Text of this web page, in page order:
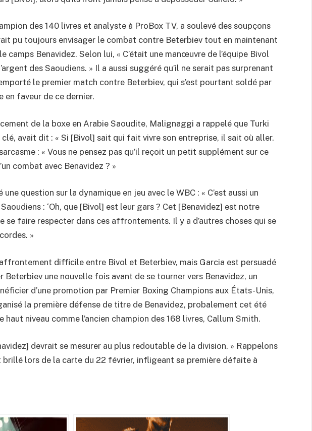
des 140 livres et analyste à ProBox TV, a soulevé des soupçons
pu toujours envisager le combat contre Beterbiev tout en maintenant
camps Benavidez. Selon lui, « C’était une manœuvre de l’équipe Bivol
des Saoudiens. » Il a aussi suggéré qu’il ne serait pas surprenant
le premier match contre Beterbiev, qui s’est pourtant soldé par
en faveur de ce dernier.
de la boxe en Arabie Saoudite, Malignaggi a rappelé que Turki
clé, avait dit : « Si [Bivol] sait qui fait vivre son entreprise, il sait où aller.
: « Vous ne pensez pas qu’il reçoit un petit supplément sur ce
combat avec Benavidez ? »
question sur la dynamique en jeu avec le WBC : « C’est aussi un
: ‘Oh, que [Bivol] est leur gars ? Cet [Benavidez] est notre
se faire respecter dans ces affrontements. Il y a d’autres choses qui se
»
difficile entre Bivol et Beterbiev, mais Garcia est persuadé
Beterbiev une nouvelle fois avant de se tourner vers Benavidez, un
d’une promotion par Premier Boxing Champions aux États-Unis,
la première défense de titre de Benavidez, probalement cet été
niveau comme l’ancien champion des 168 livres, Callum Smith.
devrait se mesurer au plus redoutable de la division. » Rappelons
brillé lors de la carte du 22 février, infligeant sa première défaite à